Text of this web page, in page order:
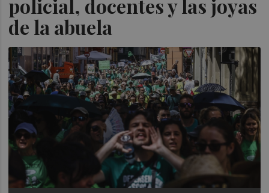
policial, docentes y las joyas
de la abuela